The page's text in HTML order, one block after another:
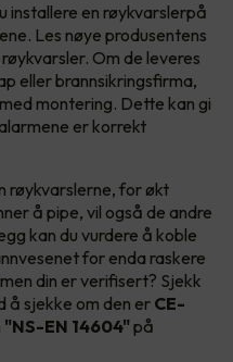
installere en røykvarslerpå
Les nøye produsentens
Om de leveres
eller brannsikringsfirma,
montering. Dette kan gi
er korrekt
røykvarslerne, for økt
å pipe, vil også de andre
kan du vurdere å koble
for enda raskere
din er verifisert? Sjekk
å sjekke om den er CE-
"NS-EN 14604"på